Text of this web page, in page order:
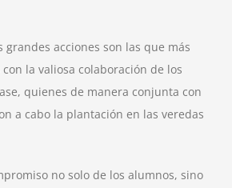
grandes acciones son las que más
la valiosa colaboración de los
quienes de manera conjunta con
a cabo la plantación en las veredas
no solo de los alumnos, sino